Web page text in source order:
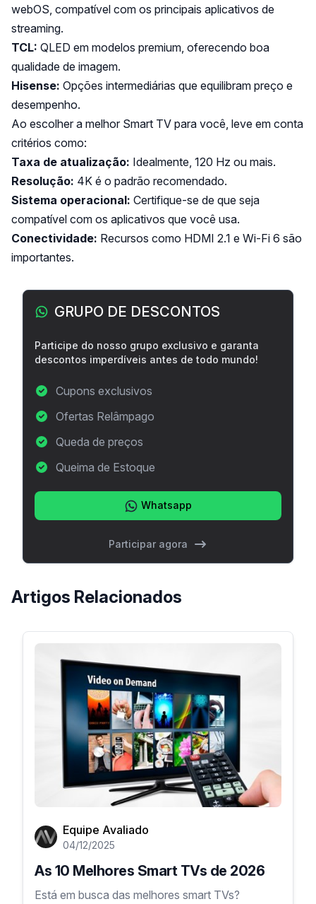
webOS, compatível com os principais aplicativos de
streaming.
TCL: QLED em modelos premium, oferecendo boa
qualidade de imagem.
Hisense: Opções intermediárias que equilibram preço e
desempenho.
Ao escolher a melhor Smart TV para você, leve em conta
critérios como:
Taxa de atualização: Idealmente, 120 Hz ou mais.
Resolução: 4K é o padrão recomendado.
Sistema operacional: Certifique-se de que seja
compatível com os aplicativos que você usa.
Conectividade: Recursos como HDMI 2.1 e Wi-Fi 6 são
importantes.
Barra lateral
GRUPO DE DESCONTOS
Participe do nosso grupo exclusivo e garanta
descontos imperdíveis antes de todo mundo!
Cupons exclusivos
Ofertas Relâmpago
Queda de preços
Queima de Estoque
Whatsapp
Participar agora
Artigos Relacionados
Equipe Avaliado
04/12/2025
As 10 Melhores Smart TVs de 2026
Está em busca das melhores smart TVs?